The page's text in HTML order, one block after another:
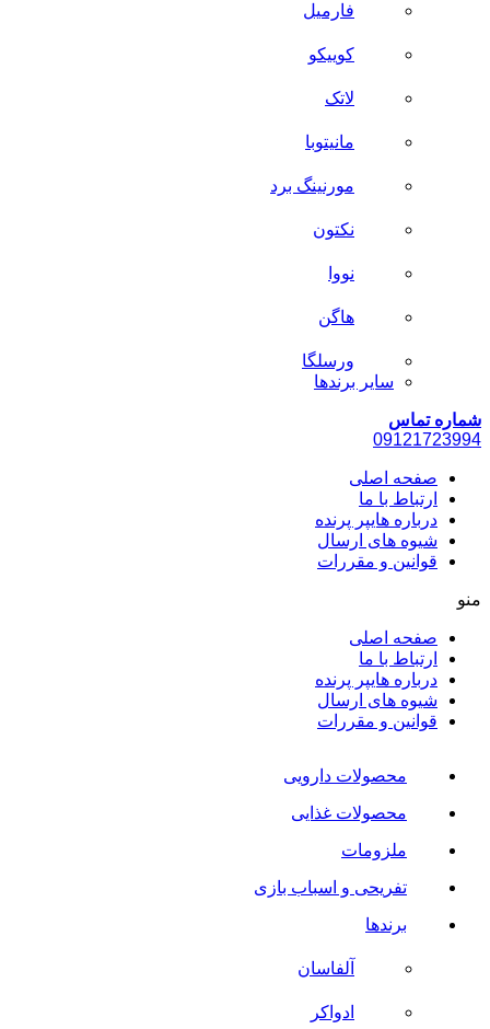
فارمیل
کوییکو
لاتک
مانیتوبا
مورنینگ برد
نکتون
نووا
هاگن
ورسلگا
سایر برند‌ها
شماره تماس
09121723994
صفحه اصلی
ارتباط با ما
درباره هایپر پرنده
شیوه های ارسال
قوانین و مقررات
منو
صفحه اصلی
ارتباط با ما
درباره هایپر پرنده
شیوه های ارسال
قوانین و مقررات
محصولات دارویی
محصولات غذایی
ملزومات
تفریحی و اسباب بازی
برندها
آلفاسان
ادواکر